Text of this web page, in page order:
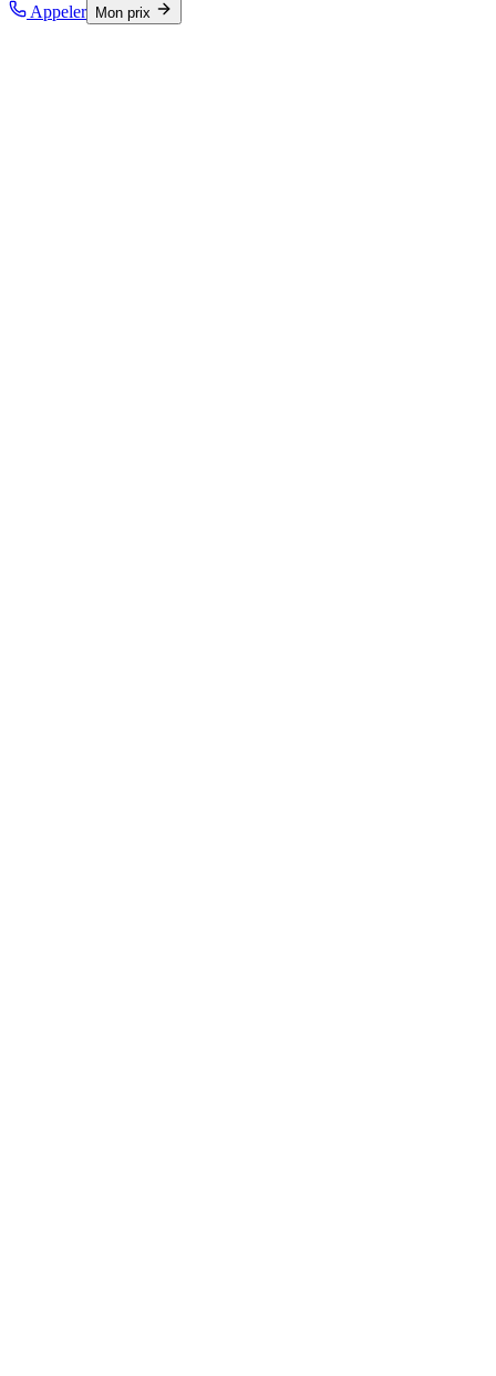
Appeler Mon prix